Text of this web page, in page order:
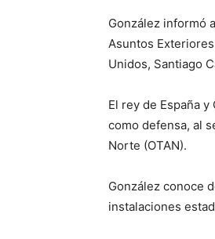
González informó
Asuntos
Unidos, Santiago
El rey de España
como defensa, al
Norte (OTAN).
González conoce
instalaciones